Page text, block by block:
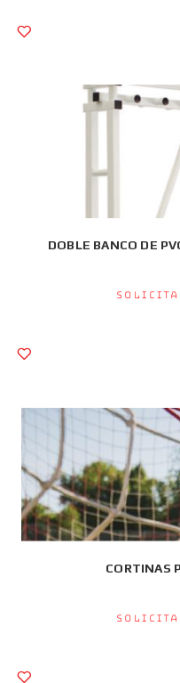
DOBLE BANCO DE
CORTINAS